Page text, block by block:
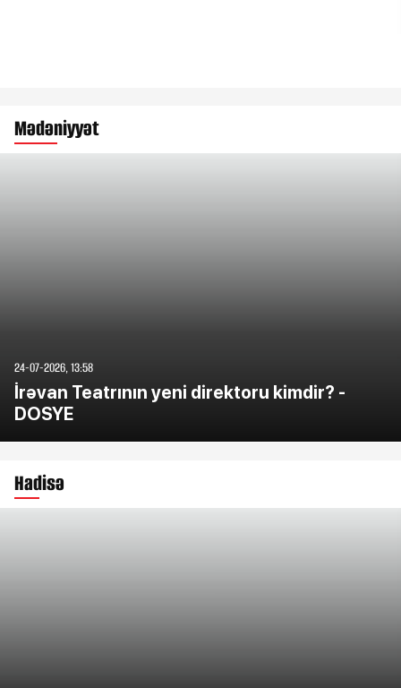
Mədəniyyət
24-07-2026, 13:58
İrəvan Teatrının yeni direktoru kimdir? -
DOSYE
Hadisə